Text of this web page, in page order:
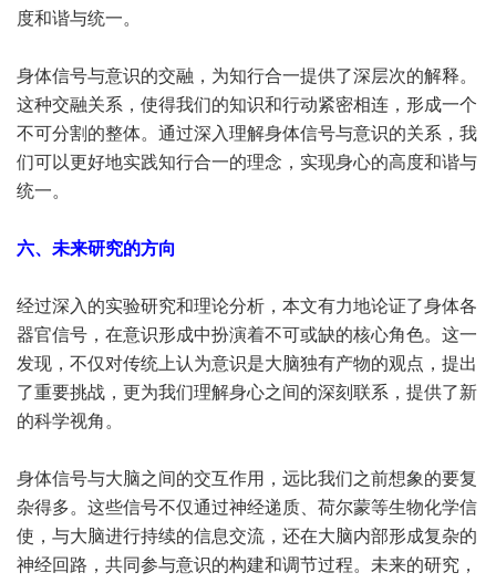
度和谐与统一。
身体信号与意识的交融，为知行合一提供了深层次的解释。
这种交融关系，使得我们的知识和行动紧密相连，形成一个
不可分割的整体。通过深入理解身体信号与意识的关系，我
们可以更好地实践知行合一的理念，实现身心的高度和谐与
统一。
六、未来研究的方向
经过深入的实验研究和理论分析，本文有力地论证了身体各
器官信号，在意识形成中扮演着不可或缺的核心角色。这一
发现，不仅对传统上认为意识是大脑独有产物的观点，提出
了重要挑战，更为我们理解身心之间的深刻联系，提供了新
的科学视角。
身体信号与大脑之间的交互作用，远比我们之前想象的要复
杂得多。这些信号不仅通过神经递质、荷尔蒙等生物化学信
使，与大脑进行持续的信息交流，还在大脑内部形成复杂的
神经回路，共同参与意识的构建和调节过程。未来的研究，